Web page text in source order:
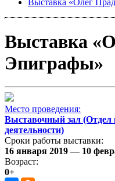
Выставка «Олег
Выставка
Эпиграфы»
Место проведения:
Выставочный зал (Отдел
деятельности)
Сроки работы выставки:
16 января 2019 — 10
Возраст:
0+